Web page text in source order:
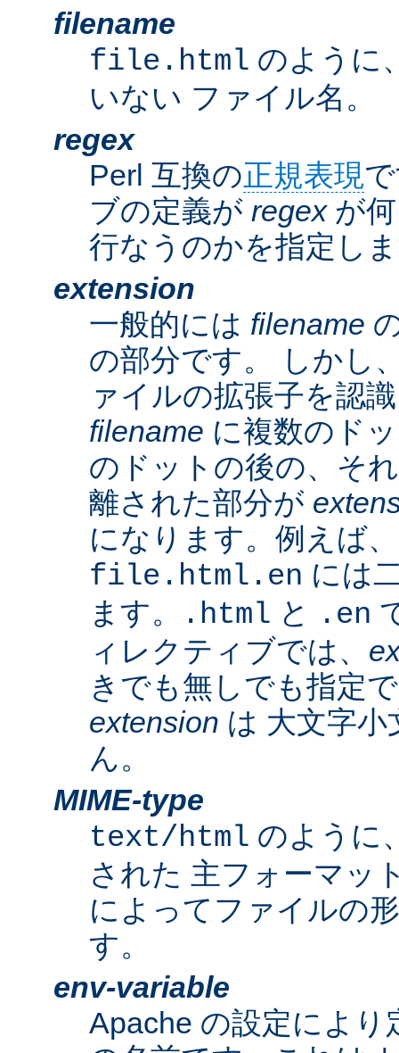
filename
file.html のように
いない ファイル名。
regex
Perl 互換の正規表現
ブの定義が regexが何
行なうのかを指定し
extension
一般的には filename
の部分です。 しかし
ァイルの拡張子を認
filename に複数のド
のドットの後の、そ
離された部分が
になります。例えば、
file.html.en には
ます。
.html と .en
ィレクティブでは、
きでも無しでも指定
extension は 大文字
ん。
MIME-type
text/html のように
された 主フォーマッ
によってファイルの
す。
env-variable
Apache の設定によ